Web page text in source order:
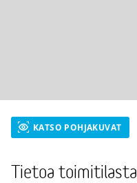
KATSO POHJAKUVAT
Tietoa toimitilasta